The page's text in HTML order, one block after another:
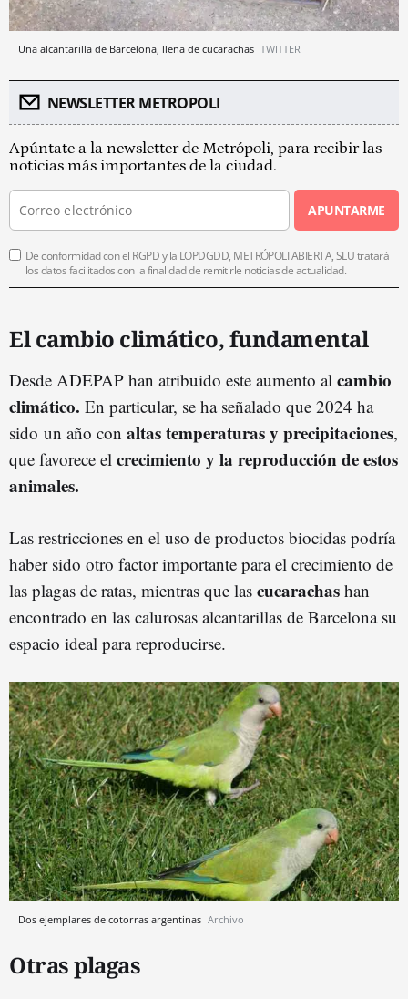
Una alcantarilla de Barcelona, llena de cucarachas TWITTER
NEWSLETTER METROPOLI
Apúntate a la newsletter de Metrópoli, para recibir las
noticias más importantes de la ciudad.
APUNTARME
De conformidad con el RGPD y la LOPDGDD, METRÓPOLI ABIERTA, SLU tratará
los datos facilitados con la finalidad de remitirle noticias de actualidad.
El cambio climático, fundamental
Desde ADEPAP han atribuido este aumento al cambio
climático. En particular, se ha señalado que 2024 ha
sido un año con altas temperaturas y precipitaciones,
que favorece el crecimiento y la reproducción de estos
animales.
Las restricciones en el uso de productos biocidas podría
haber sido otro factor importante para el crecimiento de
las plagas de ratas, mientras que las cucarachas han
encontrado en las calurosas alcantarillas de Barcelona su
espacio ideal para reproducirse.
Dos ejemplares de cotorras argentinas Archivo
Otras plagas